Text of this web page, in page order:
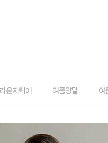
라운지웨어 여름양말 여